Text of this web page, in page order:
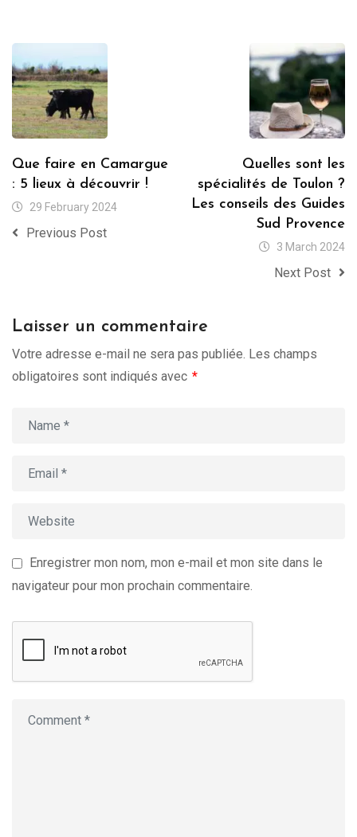
Que faire en Camargue
: 5 lieux à découvrir !
29 February 2024
Previous Post
Quelles sont les
spécialités de Toulon ?
Les conseils des Guides
Sud Provence
3 March 2024
Next Post
Laisser un commentaire
Votre adresse e-mail ne sera pas publiée. Les champs
obligatoires sont indiqués avec *
Enregistrer mon nom, mon e-mail et mon site dans le
navigateur pour mon prochain commentaire.